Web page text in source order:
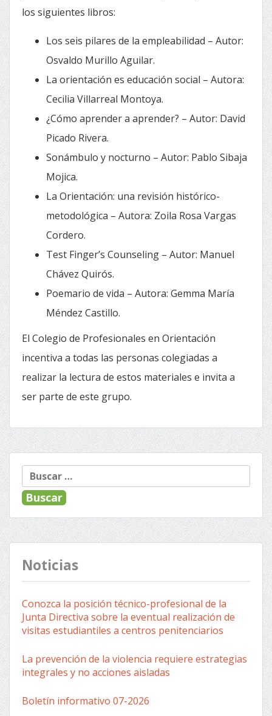
los siguientes libros:
Los seis pilares de la empleabilidad – Autor:
Osvaldo Murillo Aguilar.
La orientación es educación social – Autora:
Cecilia Villarreal Montoya.
¿Cómo aprender a aprender? – Autor: David
Picado Rivera.
Sonámbulo y nocturno – Autor: Pablo Sibaja
Mojica.
La Orientación: una revisión histórico-
metodológica – Autora: Zoila Rosa Vargas
Cordero.
Test Finger’s Counseling – Autor: Manuel
Chávez Quirós.
Poemario de vida – Autora: Gemma María
Méndez Castillo.
El Colegio de Profesionales en Orientación
incentiva a todas las personas colegiadas a
realizar la lectura de estos materiales e invita a
ser parte de este grupo.
Buscar:
Noticias
Conozca la posición técnico-profesional de la
Junta Directiva sobre la eventual realización de
visitas estudiantiles a centros penitenciarios
La prevención de la violencia requiere estrategias
integrales y no acciones aisladas
Boletín informativo 07-2026